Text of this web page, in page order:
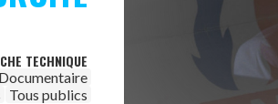
TECHNIQUE
Documentaire
Tous publics